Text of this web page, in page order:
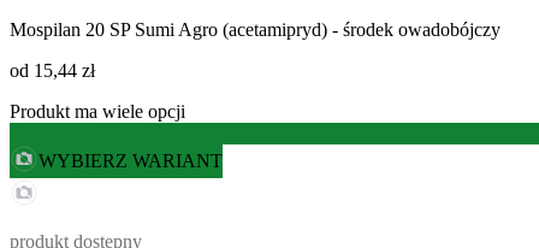
Mospilan 20 SP Sumi Agro (acetamipryd) - środek owadobójczy
od 15,44 zł
Produkt ma wiele opcji
WYBIERZ WARIANT
produkt dostępny